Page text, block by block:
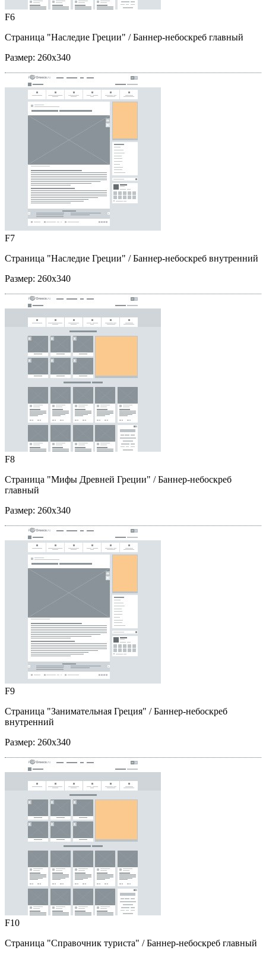
F6
Страница "Наследие Греции" / Баннер-небоскреб главный
Размер: 260x340
F7
Страница "Наследие Греции" / Баннер-небоскреб внутренний
Размер: 260x340
F8
Страница "Мифы Древней Греции" / Баннер-небоскреб
главный
Размер: 260x340
F9
Страница "Занимательная Греция" / Баннер-небоскреб
внутренний
Размер: 260x340
F10
Страница "Справочник туриста" / Баннер-небоскреб главный